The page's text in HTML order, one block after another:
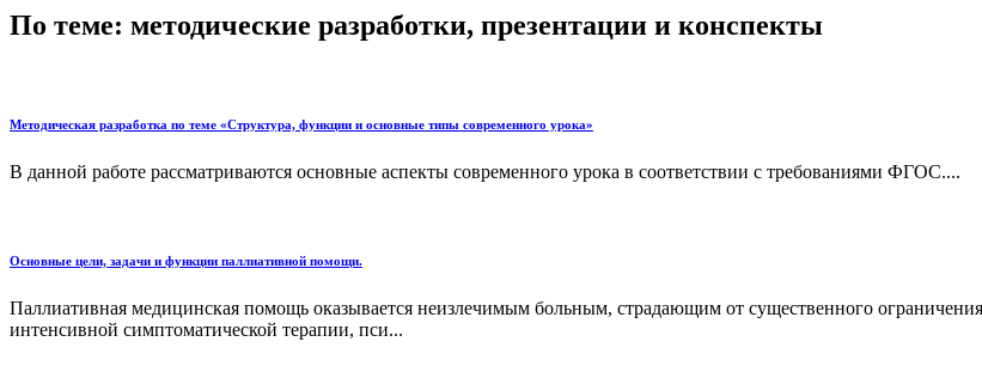
По теме: методические разработки, презентации и конспекты
Методическая разработка по теме «Структура, функции и основные типы современного урока»
В данной работе рассматриваются основные аспекты современного урока в соответствии с требованиями ФГОС....
Основные цели, задачи и функции паллиативной помощи.
Паллиативная медицинская помощь оказывается неизлечимым больным, страдающим от существенного
интенсивной симптоматической терапии, пси...